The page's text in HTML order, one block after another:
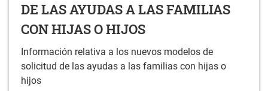
DE LAS AYUDAS A LAS FAMILIAS
CON HIJAS O HIJOS
Información relativa a los nuevos modelos de
solicitud de las ayudas a las familias con hijas o
hijos